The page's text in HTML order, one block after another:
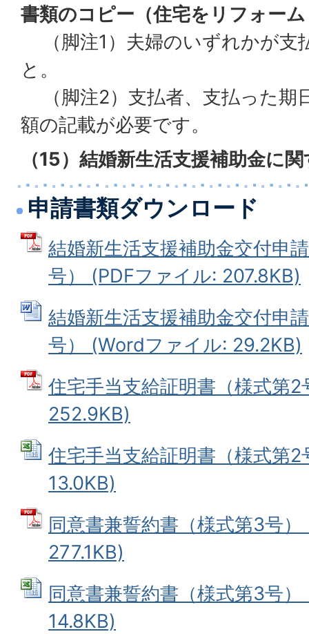
書類のコピー（住宅をリフォー
（脚注1）夫婦のいずれかが支
と。
（脚注2）支払者、支払った期
額の記載が必要です。
（15）結婚新生活支援補助金に
申請書類ダウンロード
結婚新生活支援補助金交付申
号） (PDFファイル: 207.8KB)
結婚新生活支援補助金交付申
号） (Wordファイル: 29.2KB)
住宅手当支給証明書（様式第
252.9KB)
住宅手当支給証明書（様式第
13.0KB)
同意書兼誓約書（様式第3号
277.1KB)
同意書兼誓約書（様式第3号
14.8KB)